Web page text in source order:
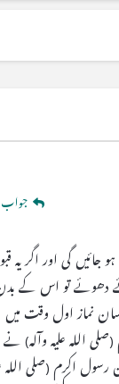
گی اور اگر یہ
دھوئے تو اس کے
نماز اول وقت میں
اللہ علیہ وآلہ) نے
اکرم (صلی اللہ